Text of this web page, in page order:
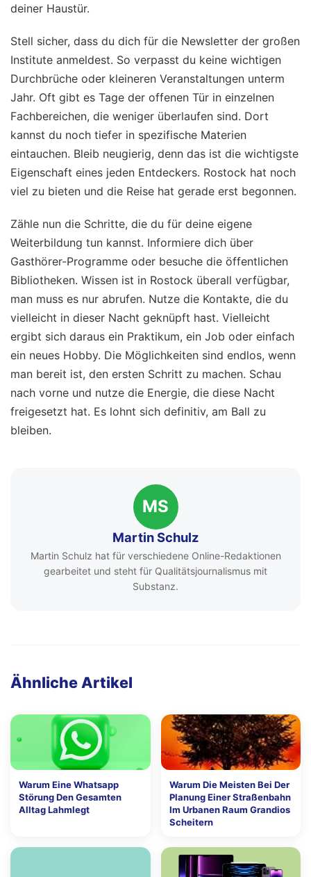
deiner Haustür.
Stell sicher, dass du dich für die Newsletter der großen
Institute anmeldest. So verpasst du keine wichtigen
Durchbrüche oder kleineren Veranstaltungen unterm
Jahr. Oft gibt es Tage der offenen Tür in einzelnen
Fachbereichen, die weniger überlaufen sind. Dort
kannst du noch tiefer in spezifische Materien
eintauchen. Bleib neugierig, denn das ist die wichtigste
Eigenschaft eines jeden Entdeckers. Rostock hat noch
viel zu bieten und die Reise hat gerade erst begonnen.
Zähle nun die Schritte, die du für deine eigene
Weiterbildung tun kannst. Informiere dich über
Gasthörer-Programme oder besuche die öffentlichen
Bibliotheken. Wissen ist in Rostock überall verfügbar,
man muss es nur abrufen. Nutze die Kontakte, die du
vielleicht in dieser Nacht geknüpft hast. Vielleicht
ergibt sich daraus ein Praktikum, ein Job oder einfach
ein neues Hobby. Die Möglichkeiten sind endlos, wenn
man bereit ist, den ersten Schritt zu machen. Schau
nach vorne und nutze die Energie, die diese Nacht
freigesetzt hat. Es lohnt sich definitiv, am Ball zu
bleiben.
MS
Martin Schulz
Martin Schulz hat für verschiedene Online-Redaktionen
gearbeitet und steht für Qualitätsjournalismus mit
Substanz.
Ähnliche Artikel
Warum Eine Whatsapp
Störung Den Gesamten
Alltag Lahmlegt
Warum Die Meisten Bei Der
Planung Einer Straßenbahn
Im Urbanen Raum Grandios
Scheitern